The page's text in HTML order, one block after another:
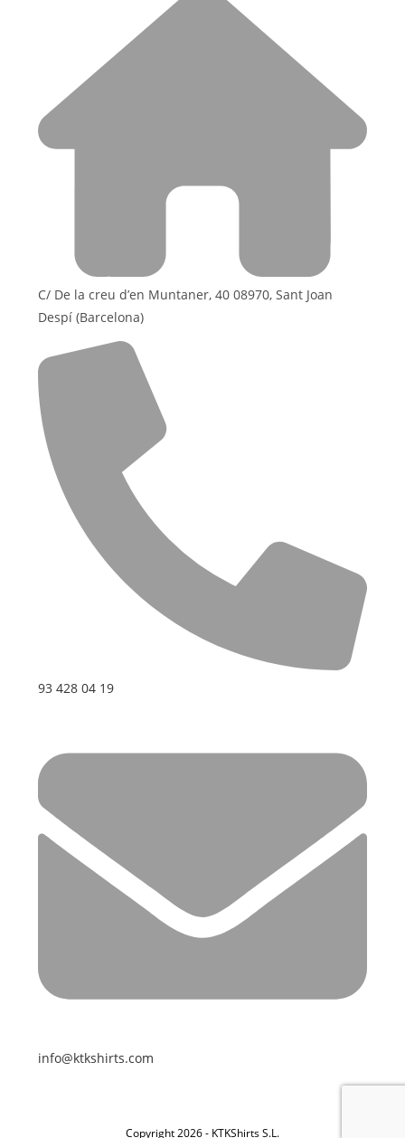
C/ De la creu d’en Muntaner, 40 08970, Sant Joan
Despí (Barcelona)
93 428 04 19
info@ktkshirts.com
Copyright 2026 - KTKShirts S.L.